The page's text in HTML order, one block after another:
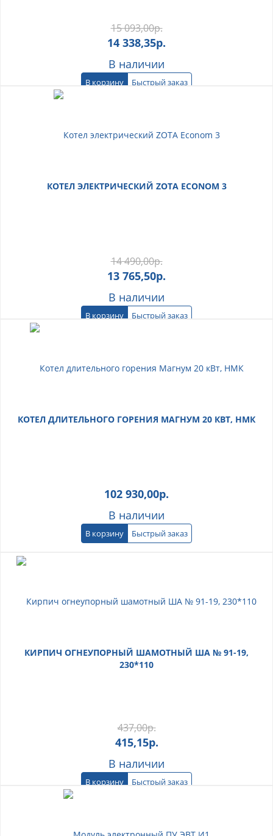
15 093,00р.
14 338,35р.
В наличии
В корзину Быстрый заказ
КОТЕЛ ЭЛЕКТРИЧЕСКИЙ ZOTA ECONOM 3
14 490,00р.
13 765,50р.
В наличии
В корзину Быстрый заказ
КОТЕЛ ДЛИТЕЛЬНОГО ГОРЕНИЯ МАГНУМ 20 КВТ, НМК
102 930,00р.
В наличии
В корзину Быстрый заказ
КИРПИЧ ОГНЕУПОРНЫЙ ШАМОТНЫЙ ША № 91-19,
230*110
437,00р.
415,15р.
В наличии
В корзину Быстрый заказ